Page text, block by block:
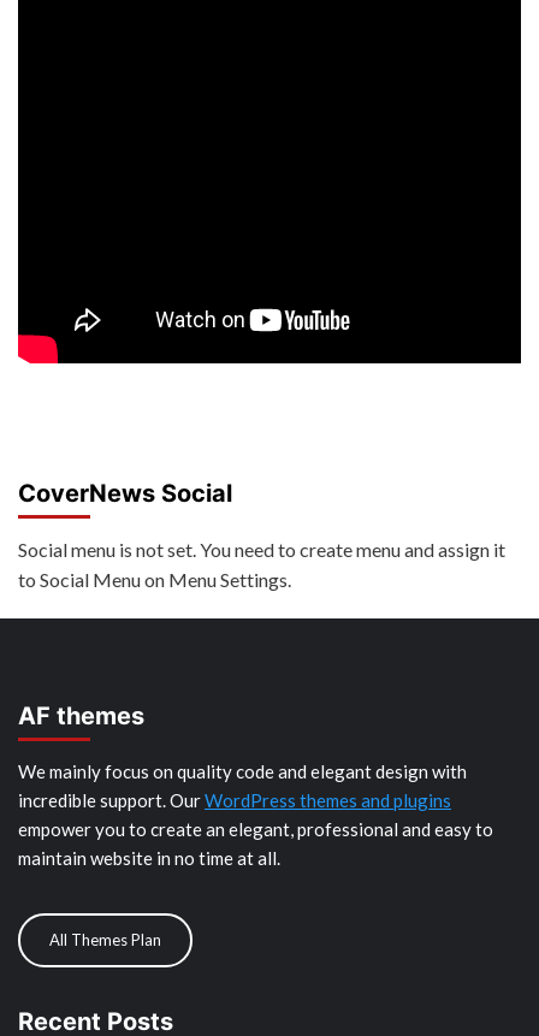
CoverNews Social
Social menu is not set. You need to create menu and assign it
to Social Menu on Menu Settings.
AF themes
We mainly focus on quality code and elegant design with
incredible support. OurWordPress themes and plugins
empower you to create an elegant, professional and easy to
maintain website in no time at all.
All Themes Plan
Recent Posts